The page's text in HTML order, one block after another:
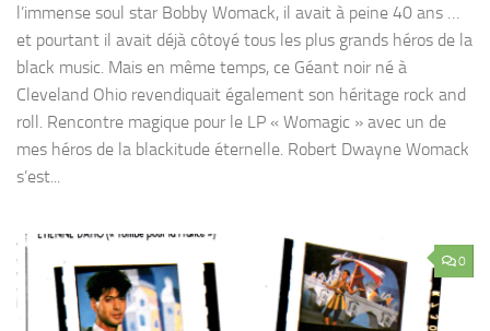
l’immense soul star Bobby Womack, il avait à peine 40 ans …
et pourtant il avait déjà côtoyé tous les plus grands héros de la
black music. Mais en même temps, ce Géant noir né à
Cleveland Ohio revendiquait également son héritage rock and
roll. Rencontre magique pour le LP « Womagic » avec un de
mes héros de la blackitude éternelle. Robert Dwayne Womack
s’est...
0